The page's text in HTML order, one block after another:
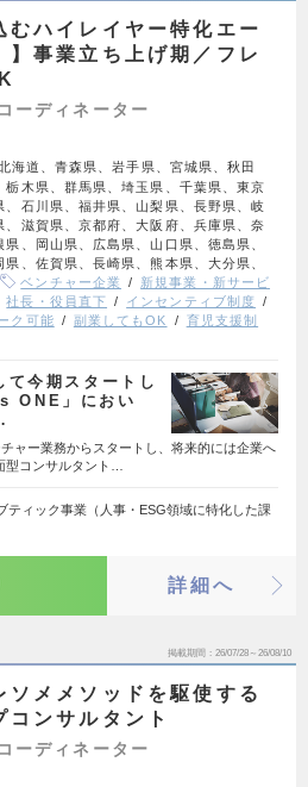
むハイレイヤー特化エー
】事業立ち上げ期／フレ
ーディネーター
海道、青森県、岩手県、宮城県、秋田
木県、群馬県、埼玉県、千葉県、東京
石川県、福井県、山梨県、長野県、岐
滋賀県、京都府、大阪府、兵庫県、奈
、岡山県、広島県、山口県、徳島県、
、佐賀県、長崎県、熊本県、大分県、
ベンチャー企業
新規事業・新サービ
社長・役員直下
インセンティブ制度
ク可能 副業してもOK
育児支援制
て今期スタートし
ONE」におい
ャー業務からスタートし、将来的には企業へ
型コンサルタント…
ティック事業（人事・ESG領域に特化した課
詳細へ
掲載期間 26/07/28～26/08/10
ソメメソッドを駆使する
コンサルタント
ーディネーター